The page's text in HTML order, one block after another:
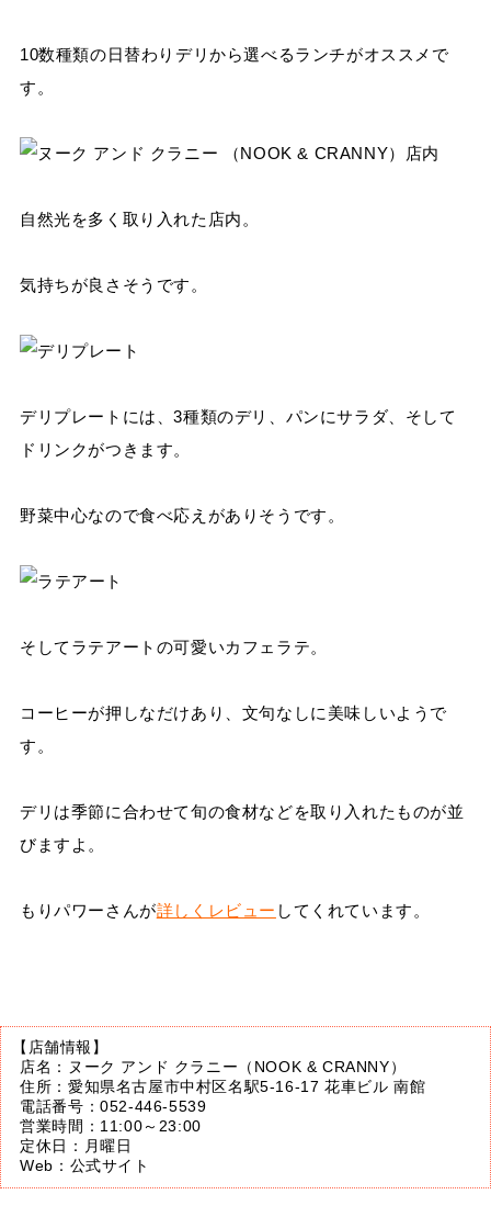
10数種類の日替わりデリから選べるランチがオススメで
す。
自然光を多く取り入れた店内。
気持ちが良さそうです。
デリプレートには、3種類のデリ、パンにサラダ、そして
ドリンクがつきます。
野菜中心なので食べ応えがありそうです。
そしてラテアートの可愛いカフェラテ。
コーヒーが押しなだけあり、文句なしに美味しいようで
す。
デリは季節に合わせて旬の食材などを取り入れたものが並
びますよ。
もりパワーさんが詳しくレビュー してくれています。
【店舗情報】
店名：ヌーク アンド クラニー（NOOK & CRANNY）
住所：愛知県名古屋市中村区名駅5-16-17 花車ビル 南館
電話番号：052-446-5539
営業時間：11:00～23:00
定休日：月曜日
Web： 公式サイト